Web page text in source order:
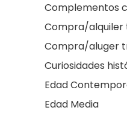
Complementos
Compra/alquiler
Compra/aluger
Curiosidades
Edad
Edad Media